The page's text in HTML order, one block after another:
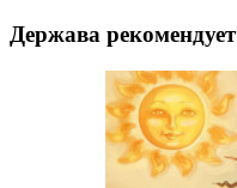
Держава рекомендует